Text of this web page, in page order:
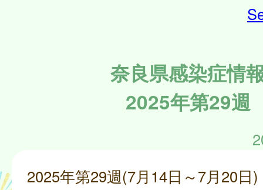
奈良県感染症情
2025年第29週
2025年第29週(7月14日～7月20日)